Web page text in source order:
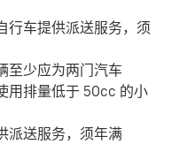
行车提供派送服务，须
至少应为两门汽车
用排量低于 50cc 的小
派送服务，须年满